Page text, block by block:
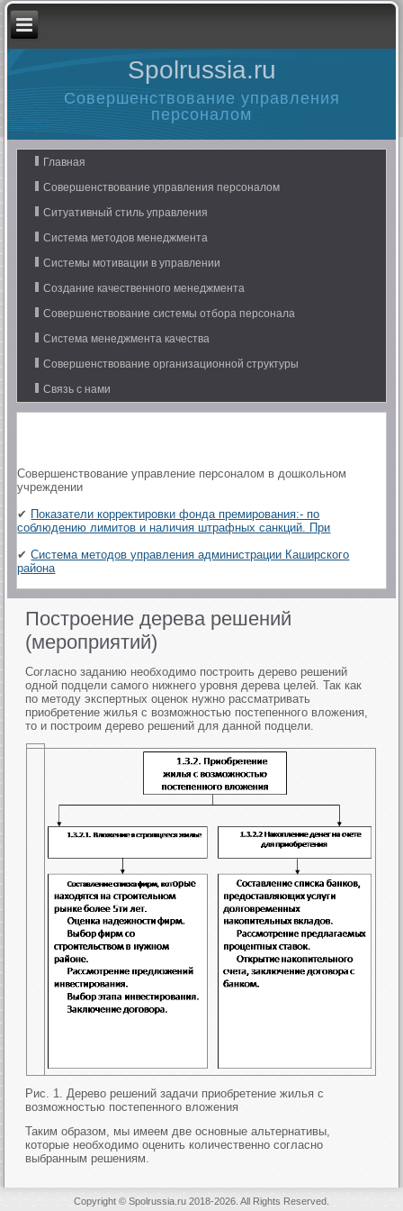
Spolrussia.ru
Совершенствование управления
персоналом
Главная
Совершенствование управления персоналом
Ситуативный стиль управления
Система методов менеджмента
Системы мотивации в управлении
Создание качественного менеджмента
Совершенствование системы отбора персонала
Система менеджмента качества
Совершенствование организационной структуры
Связь с нами
Совершенствование управление персоналом в дошкольном
учреждении
✔ Показатели корректировки фонда премирования:- по
соблюдению лимитов и наличия штрафных санкций. При
✔Система методов управления администрации Каширского
района
Построение дерева решений
(мероприятий)
Согласно заданию необходимо построить дерево решений
одной подцели самого нижнего уровня дерева целей. Так как
по методу экспертных оценок нужно рассматривать
приобретение жилья с возможностью постепенного вложения,
то и построим дерево решений для данной подцели.
Рис. 1. Дерево решений задачи приобретение жилья с
возможностью постепенного вложения
Таким образом, мы имеем две основные альтернативы,
которые необходимо оценить количественно согласно
выбранным решениям.
Copyright © Spolrussia.ru 2018-2026. All Rights Reserved.